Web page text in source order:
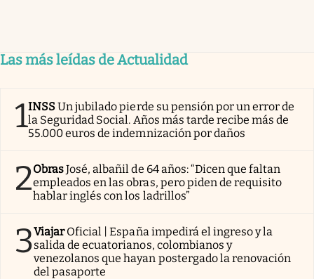
Las más leídas de Actualidad
1INSSUn jubilado pierde su pensión por un error de
la Seguridad Social. Años más tarde recibe más de
55.000 euros de indemnización por daños
2ObrasJosé, albañil de 64 años: “Dicen que faltan
empleados en las obras, pero piden de requisito
hablar inglés con los ladrillos”
3Viajar Oficial | España impedirá el ingreso y la
salida de ecuatorianos, colombianos y
venezolanos que hayan postergado la renovación
del pasaporte